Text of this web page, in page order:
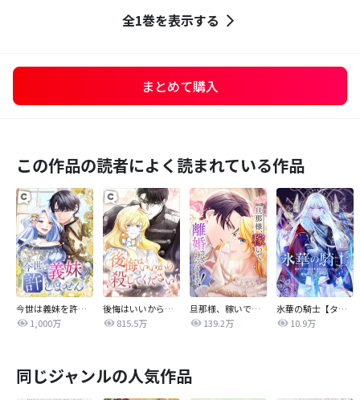
全1巻を表示する
まとめて購入
この作品の読者によく読まれている作品
今世は義妹を許しません
1,000万
後悔はいいから殺してください
815.5万
旦那様、稼いで離婚させていただきます！
139.2万
氷華の騎士【タテヨミ】
10.9万
同じジャンルの人気作品